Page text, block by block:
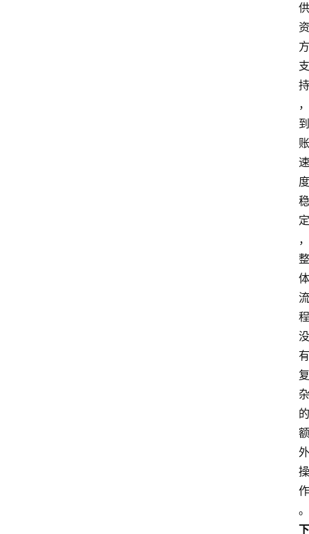
供
资
方
支
持
，
到
账
速
度
稳
定
，
整
体
流
程
没
有
复
杂
的
额
外
操
作
。
下